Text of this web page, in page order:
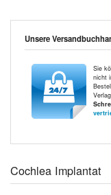
Unsere
Sie
nicht
Cochlea Implantat